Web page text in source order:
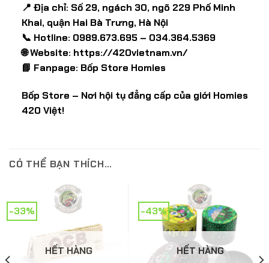
📍 Địa chỉ: Số 29, ngách 30, ngõ 229 Phố Minh
Khai, quận Hai Bà Trưng, Hà Nội
📞 Hotline: 0989.673.695 – 034.364.5369
🌐 Website: https://420vietnam.vn/
📘 Fanpage: Bốp Store Homies
Bốp Store – Nơi hội tụ đẳng cấp của giới Homies
420 Việt!
CÓ THỂ BẠN THÍCH…
-33%
HẾT HÀNG
-43%
HẾT HÀNG